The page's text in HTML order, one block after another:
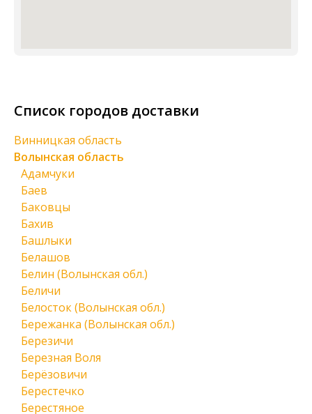
Список городов доставки
Винницкая область
Волынская область
Адамчуки
Баев
Баковцы
Бахив
Башлыки
Белашов
Белин (Волынская обл.)
Беличи
Белосток (Волынская обл.)
Бережанка (Волынская обл.)
Березичи
Березная Воля
Берёзовичи
Берестечко
Берестяное